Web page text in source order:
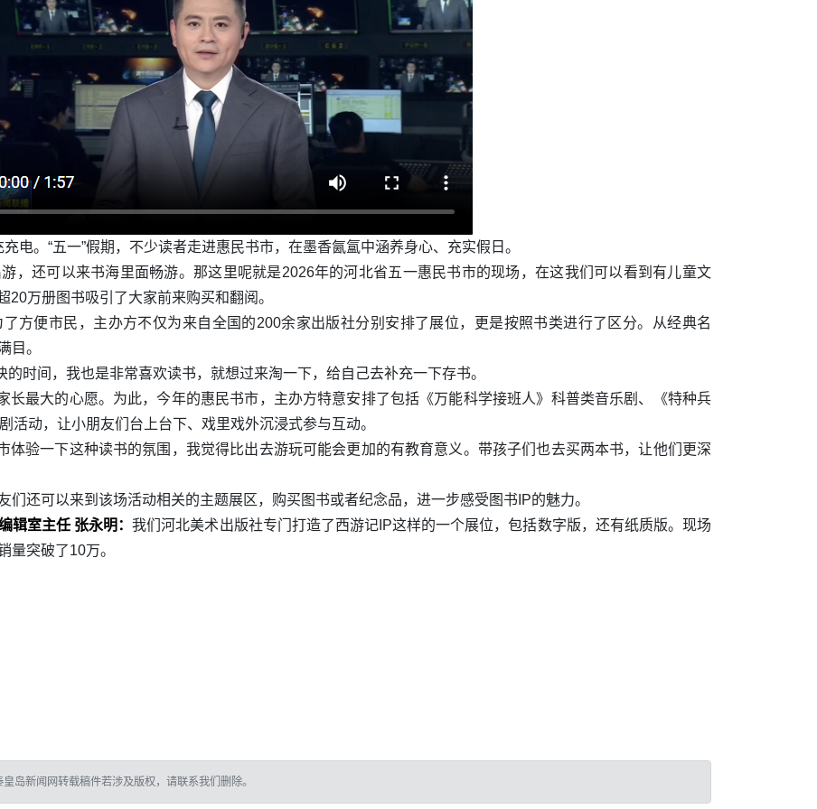
电。“五一”假期，不少读者走进惠民书市，在墨香氤氲中涵养身心、充实假日。
，还可以来书海里面畅游。那这里呢就是2026年的河北省五一惠民书市的现场，在这我们可以看到有儿童文
万册图书吸引了大家前来购买和翻阅。
方便市民，主办方不仅为来自全国的200余家出版社分别安排了展位，更是按照书类进行了区分。从经典名
目。
时间，我也是非常喜欢读书，就想过来淘一下，给自己去补充一下存书。
长最大的心愿。为此，今年的惠民书市，主办方特意安排了包括《万能科学接班人》科普类音乐剧、《特种兵
活动，让小朋友们台上台下、戏里戏外沉浸式参与互动。
体验一下这种读书的氛围，我觉得比出去游玩可能会更加的有教育意义。带孩子们也去买两本书，让他们更深
们还可以来到该场活动相关的主题展区，购买图书或者纪念品，进一步感受图书IP的魅力。
辑室主任 张永明：我们河北美术出版社专门打造了西游记IP这样的一个展位，包括数字版，还有纸质版。现场
量突破了10万。
岛新闻网转载稿件若涉及版权，请联系我们删除。